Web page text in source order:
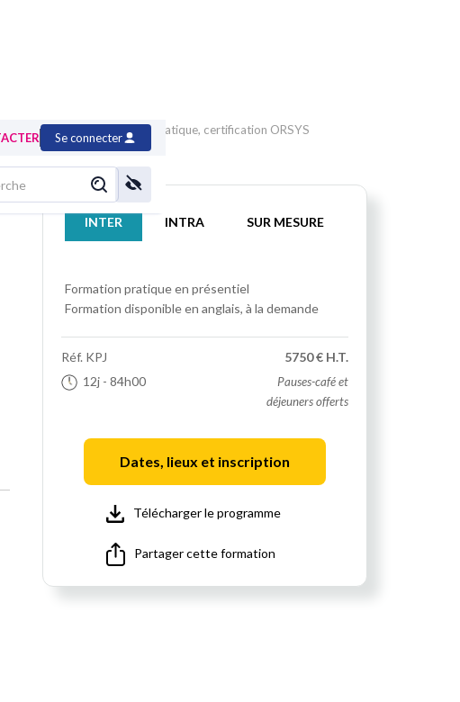
Se connecter
certifiant Chef de projet informatique, certification ORSYS
INTER INTRA SUR MESURE
Formation pratique en présentiel
Formation disponible en anglais, à la demande
Réf. KPJ
12j - 84h00
5750 € H.T.
Pauses-café et
déjeuners offerts
Dates, lieux et inscription
Télécharger le programme
Partager cette formation